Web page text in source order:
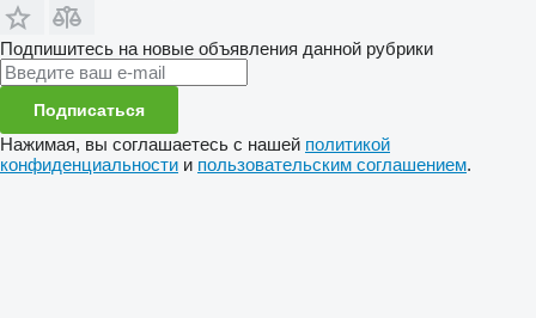
Подпишитесь на новые объявления данной рубрики
Подписаться
Нажимая, вы соглашаетесь с нашей политикой
конфиденциальности и пользовательским соглашением.